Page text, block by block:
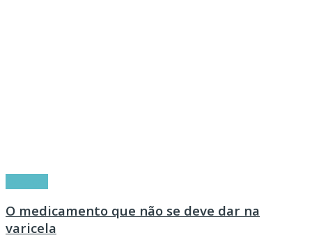
O medicamento que não se deve dar na
varicela